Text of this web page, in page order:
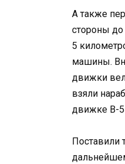
А также
стороны до
5
машины.
движки
взяли
движке В-
Поставили